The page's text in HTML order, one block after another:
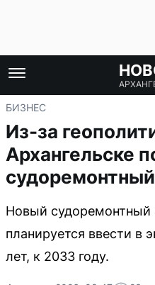
БИЗНЕС
Из-за
Архангельске
Новый судоремонтный
планируется ввести в
лет, к 2033 году.